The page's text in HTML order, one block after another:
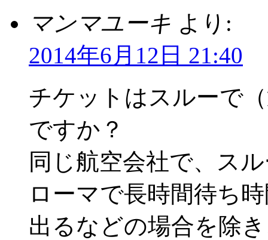
マンマユーキ より:
2014年6月12日 21:40
チケットはスルーで
ですか？
同じ航空会社で、ス
ローマで長時間待ち
出るなどの場合を除